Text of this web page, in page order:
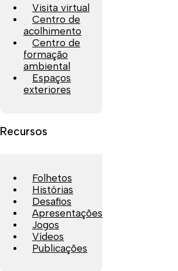
Visita virtual
Centro de
acolhimento
Centro de
formação
ambiental
Espaços
exteriores
Recursos
Folhetos
Histórias
Desafios
Apresentações
Jogos
Vídeos
Publicações